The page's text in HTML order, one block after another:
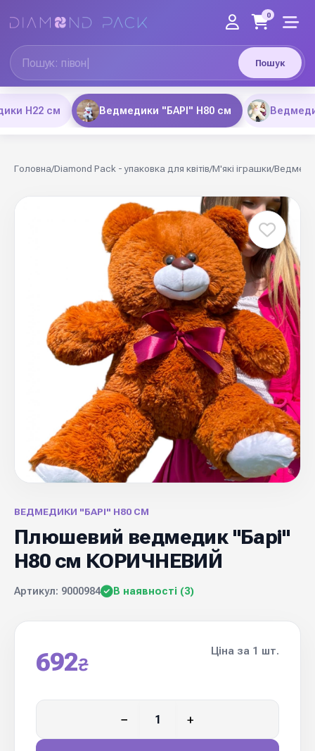
Пошук
0
H22 см Ведмедики "БАРІ" Н80 см
Головна/Diamond Pack - упаковка для квітів/М'які іграшки/
ВЕДМЕДИКИ "БАРІ" Н80 СМ
Плюшевий ведмедик "Барі"
Н80 см КОРИЧНЕВИЙ
Артикул: 9000984 В наявності (3)
692₴
Ціна за 1 шт.
− +